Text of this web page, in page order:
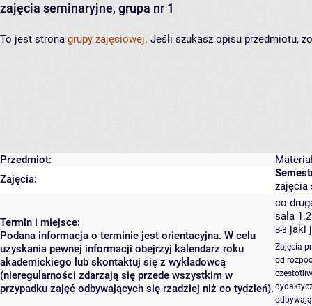
zajęcia seminaryjne, grupa nr 1
To jest strona grupy zajęciowej. Jeśli szukasz opisu przedmiotu,
Przedmiot:
Zajęcia:
zajęcia
Termin i miejsce:
Podana informacja o terminie jest orientacyjna. W celu
uzyskania pewnej informacji obejrzyj kalendarz roku
akademickiego lub skontaktuj się z wykładowcą
(nieregularności zdarzają się przede wszystkim w
przypadku zajęć odbywających się rzadziej niż co tydzień).
co
sala
B-8 jaki
Zajęcia
od